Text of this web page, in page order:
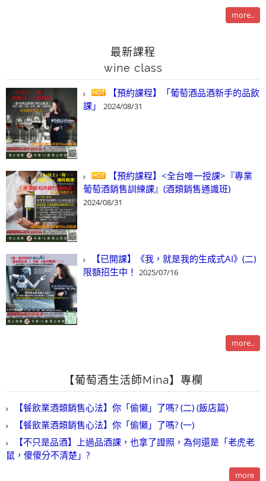
more..
最新課程
wine class
【預約課程】「葡萄酒品酒新手的品飲
課」
2024/08/31
【預約課程】<全台唯一授課>『專業
葡萄酒銷售訓練課』(酒類銷售通識班)
2024/08/31
【已開課】《我，就是我的生成式AI》(二)
限額招生中！ 2025/07/16
more..
【葡萄酒生活師Mina】專欄
【餐飲業酒類銷售心法】你「偷懶」了嗎? (二) (飯店篇)
【餐飲業酒類銷售心法】你「偷懶」了嗎? (一)
【不只是品酒】上過品酒課，也拿了證照，為何還是「老虎老
鼠，傻傻分不清楚」?
more